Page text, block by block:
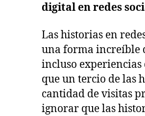
digital en redes
Las historias en
una forma increíble
incluso experiencias
que un tercio de las
cantidad de visitas
ignorar que las